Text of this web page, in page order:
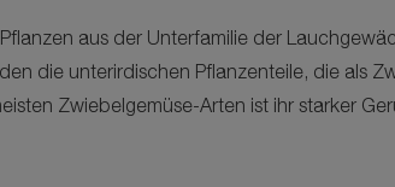
aus der Unterfamilie der
die unterirdischen Pflanzenteile, die als
Zwiebelgemüse-Arten ist ihr starker